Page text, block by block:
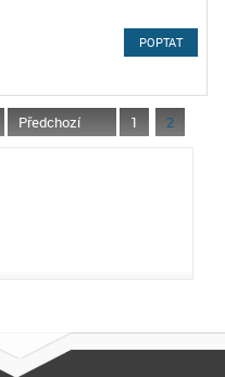
POPTAT
Předchozí 1 2